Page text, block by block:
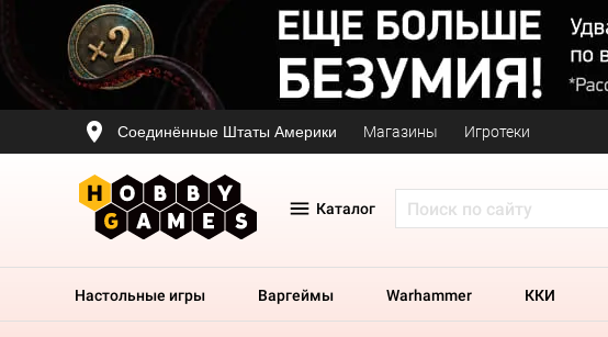
Соединённые Штаты Америки Магазины Игротеки
Каталог
Настольные игры Варгеймы Warhammer ККИ